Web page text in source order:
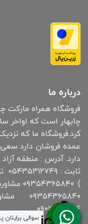
درباره ما
فروشگاه همراه مارکت
کرد.فروشگاه ما که
عمده فروشان دارد
):
۰۹۰۳۰۱۹۱۸۳۴
سوالی